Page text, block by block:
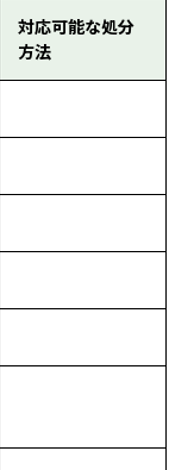
対応可能な処分
方法